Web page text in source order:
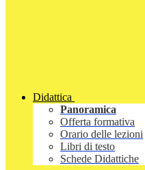
Didattica
Panoramica
Offerta formativa
Orario delle lezioni
Libri di testo
Schede Didattiche